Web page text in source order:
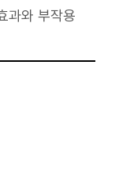
과와 부작용